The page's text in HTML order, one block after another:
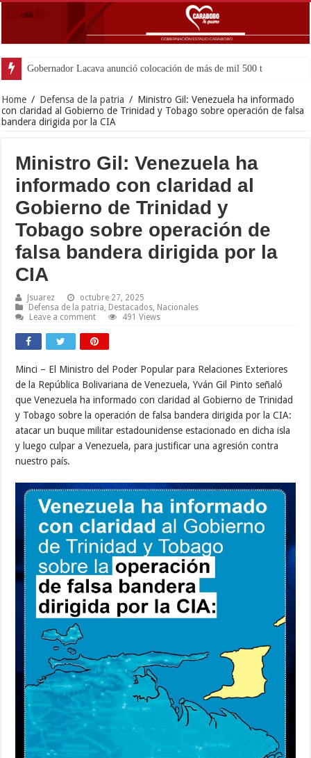
Home / Defensa de la patria / Ministro Gil: Venezuela ha informado
con claridad al Gobierno de Trinidad y Tobago sobre operación de falsa
bandera dirigida por la CIA
Ministro Gil: Venezuela ha
informado con claridad al
Gobierno de Trinidad y
Tobago sobre operación de
falsa bandera dirigida por la
CIA
Jsuarez
octubre 27, 2025
Defensa de la patria Destacados Nacionales
Leave a comment
491 Views
Minci – El Ministro del Poder Popular para Relaciones Exteriores
de la República Bolivariana de Venezuela, Yván Gil Pinto señaló
que Venezuela ha informado con claridad al Gobierno de Trinidad
y Tobago sobre la operación de falsa bandera dirigida por la CIA:
atacar un buque militar estadounidense estacionado en dicha isla
y luego culpar a Venezuela, para justificar una agresión contra
nuestro país.